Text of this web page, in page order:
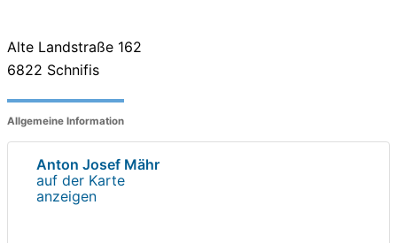
Alte Landstraße 162
6822 Schnifis
Allgemeine Information
Anton Josef Mähr
auf der Karte
anzeigen